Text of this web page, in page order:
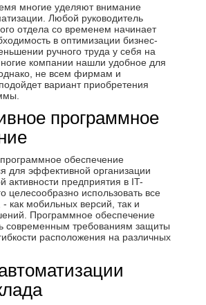
многие уделяют внимание
Любой руководитель
отдела со временем начинает
в оптимизации бизнес-
ручного труда у себя на
компании нашли удобное для
не всем фирмам и
вариант приобретения
программное
обеспечение
для эффективной организации
активности предприятия в IT-
целесообразно использовать все
как мобильных версий, так и
Программное обеспечение
современным требованиям защиты
расположения на различных